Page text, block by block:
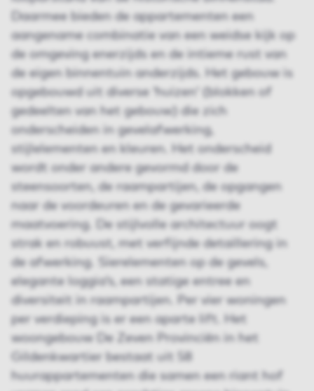
Daarmee bieden de appartementen een
aangename combinatie van een weidse kijk op
de omgeving enerzijds en de intieme rust van
de eigen binnentuin anderzijds. Het gebouw is
opgebouwd uit diverse ‘huizen’ (blokken of
gedeelten van het gebouw) die zich
onderscheiden in gevelafwerking,
stijlelementen en kleuren. Het onderscheid
wordt onder andere gevormd door de
steensoorten, de raampartijen, de opgangen
naar de voordeuren en de gevarieerde
maatvoering. De stijlvolle architectuur oogt
strak en robuust, met verfijnde detaillering in
de afwerking. Sierelementen op de gevels,
elegante loggia’s, een statige entree en
diversiteit in raampartijen. Per vier woningen
per verdieping is er een aparte lift. Het
woongebouw De Zeven Provinciën in het
Gildenkwartier bestaat uit 58
huurappartementen die samen een riant hof